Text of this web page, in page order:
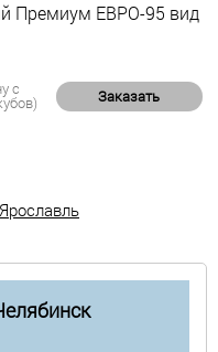
Премиум ЕВРО-95 вид
с Заказать
Ярославль